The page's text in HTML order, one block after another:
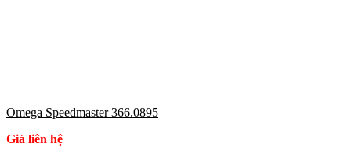
Omega Speedmaster 366.0895
Giá liên hệ